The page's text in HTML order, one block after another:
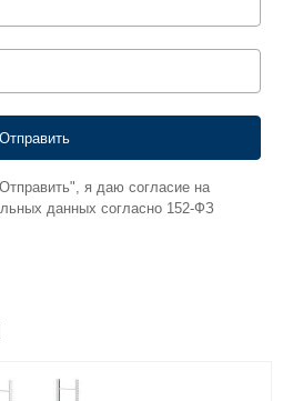
я даю согласие на
данных согласно 152-ФЗ